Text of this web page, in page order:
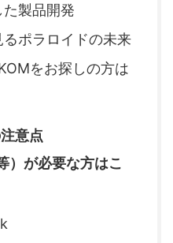
製品開発
ポラロイドの未来
をお探しの方は
意点
が必要な方はこ